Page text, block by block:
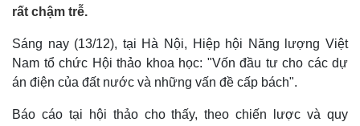
rất chậm trễ.
Sáng nay (13/12), tại Hà Nội, Hiệp hội Năng lượng Việt
Nam tổ chức Hội thảo khoa học: "Vốn đầu tư cho các dự
án điện của đất nước và những vấn đề cấp bách".
Báo cáo tại hội thảo cho thấy, theo chiến lược và quy